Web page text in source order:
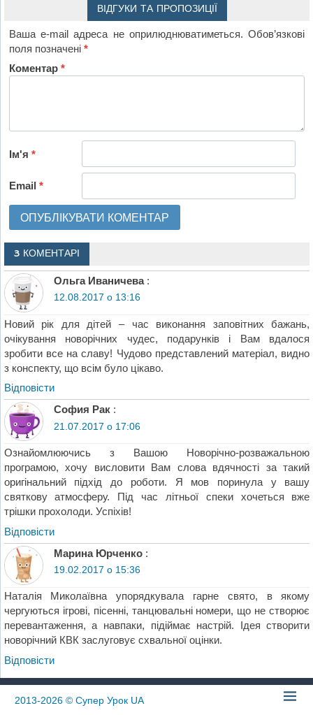
ВІДГУКИ ТА ПРОПОЗИЦІЇ
Ваша e-mail адреса не оприлюднюватиметься. Обов’язкові
поля позначені*
Коментар*
Ім'я*
Email*
3 КОМЕНТАРІ
Ольга Иваничева :
12.08.2017 о 13:16
Новий рік для дітей – час виконання заповітних бажань,
очікування новорічних чудес, подарунків і Вам вдалося
зробити все на славу! Чудово представлений матеріал, видно
з конспекту, що всім було цікаво.
Відповіcти
София Рак :
21.07.2017 о 17:06
Ознайомлюючись з Вашою Новорічно-розважальною
програмою, хочу висловити Вам слова вдячності за такий
оригінальний підхід до роботи. Я мов поринула у вашу
святкову атмосферу. Під час літньої спеки хочеться вже
трішки прохолоди. Успіхів!
Відповіcти
Марина Юрченко :
19.02.2017 о 15:36
Наталія Миколаївна упорядкувала гарне свято, в якому
чергуються ігрові, пісенні, танцювальні номери, що не створює
перевантаження, а навпаки, підіймає настрій. Ідея створити
новорічний КВК заслуговує схвальної оцінки.
Відповіcти
2013-2026 © Супер Урок UA